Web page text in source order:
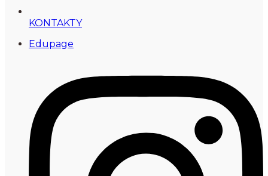
KONTAKTY
Edupage